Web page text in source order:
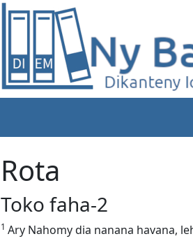
Rota
Toko faha-2
1 Ary Nahomy dia nanana havana,